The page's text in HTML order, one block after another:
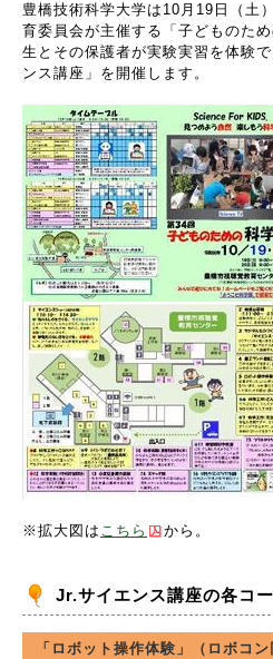
豊橋技術科学大学は10月19日（土
育委員会が主催する「子どものた
生とその保護者が実験実習を体験
ンス講座」を開催します。
※拡大図は こちら から。
Jr.サイエンス講座の各コ
「ロボット操作体験」（ロボコ